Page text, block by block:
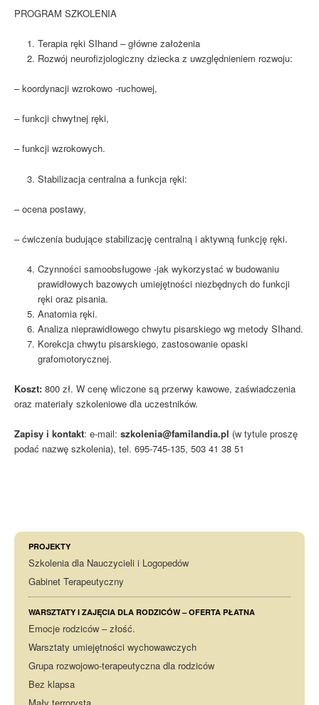
PROGRAM SZKOLENIA
Terapia ręki SIhand – główne założenia
Rozwój neurofizjologiczny dziecka z uwzględnieniem rozwoju:
– koordynacji wzrokowo -ruchowej,
– funkcji chwytnej ręki,
– funkcji wzrokowych.
Stabilizacja centralna a funkcja ręki:
– ocena postawy,
– ćwiczenia budujące stabilizację centralną i aktywną funkcję ręki.
Czynności samoobsługowe -jak wykorzystać w budowaniu
prawidłowych bazowych umiejętności niezbędnych do funkcji
ręki oraz pisania.
Anatomia ręki.
Analiza nieprawidłowego chwytu pisarskiego wg metody SIhand.
Korekcja chwytu pisarskiego, zastosowanie opaski
grafomotorycznej.
Koszt: 800 zł. W cenę wliczone są przerwy kawowe, zaświadczenia
oraz materiały szkoleniowe dla uczestników.
Zapisy i kontakt: e-mail: szkolenia@familandia.pl (w tytule proszę
podać nazwę szkolenia), tel. 695-745-135, 503 41 38 51
PROJEKTY
Szkolenia dla Nauczycieli i Logopedów
Gabinet Terapeutyczny
WARSZTATY I ZAJĘCIA DLA RODZICÓW – OFERTA PŁATNA
Emocje rodziców – złość.
Warsztaty umiejętności wychowawczych
Grupa rozwojowo-terapeutyczna dla rodziców
Bez klapsa